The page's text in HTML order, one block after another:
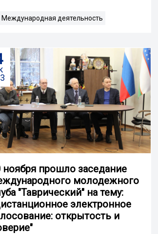
Международная деятельность
ноября прошло заседание
молодежного
"Таврический" на тему:
электронное
открытость и